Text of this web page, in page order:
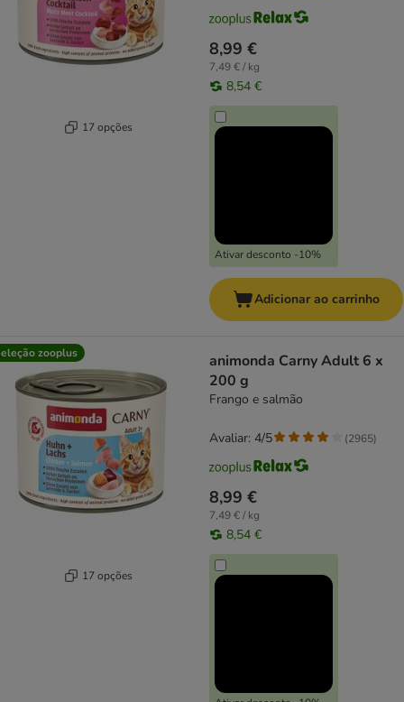
17 opções
8,99 €
7,49 € / kg
8,54 €
Ativar desconto -10%
Adicionar ao carrinho
zooplus
17 opções
animonda Carny Adult 6 x
200 g
Frango e salmão
8,99 €
7,49 € / kg
8,54 €
Avaliar: 4/5 (2965)